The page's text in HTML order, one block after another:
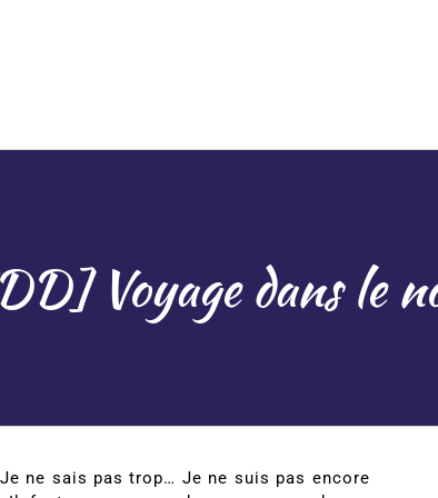
Voyage dans le
ne sais pas trop… Je ne suis pas encore